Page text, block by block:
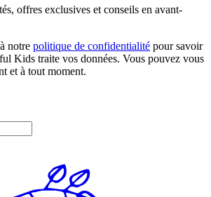
offres exclusives et conseils en avant-
notre politique de confidentialité pour savoir
Kids traite vos données. Vous pouvez vous
et à tout moment.